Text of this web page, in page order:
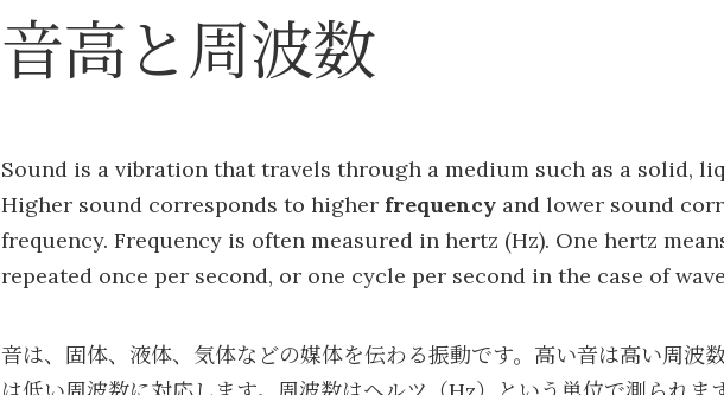
音高と周波数
Sound is a vibration that travels through a medium such as a solid,
Higher sound corresponds to higher frequency and lower sound
frequency. Frequency is often measured in hertz (Hz). One hertz
repeated once per second, or one cycle per second in the case of
音は、固体、液体、気体などの媒体を伝わる振動です。高い音は高い周波